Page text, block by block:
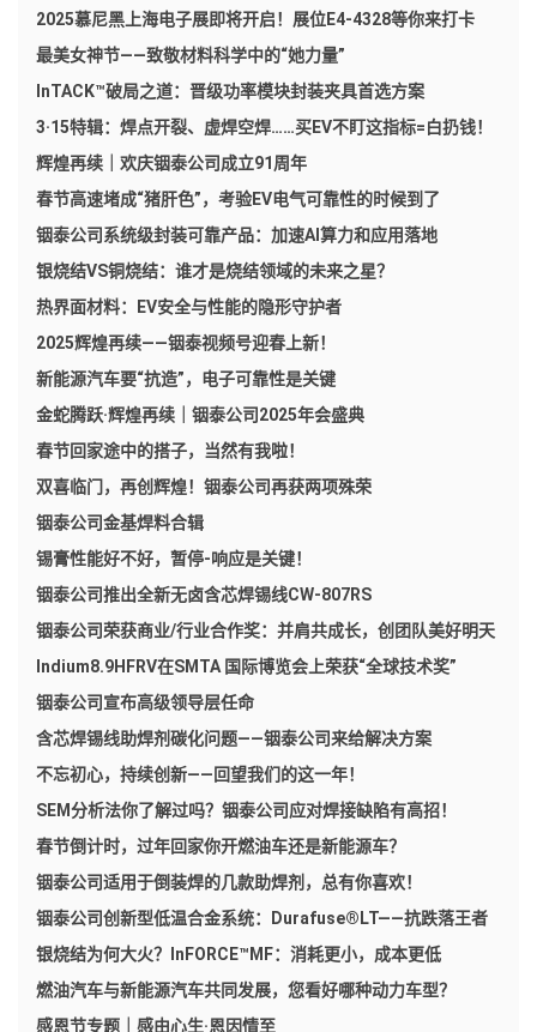
2025慕尼黑上海电子展即将开启！展位E4-4328等你来打卡
最美女神节——致敬材料科学中的“她力量”
InTACK™破局之道：晋级功率模块封装夹具首选方案
3·15特辑：焊点开裂、虚焊空焊……买EV不盯这指标=白扔钱！
辉煌再续｜欢庆铟泰公司成立91周年
春节高速堵成“猪肝色”，考验EV电气可靠性的时候到了
铟泰公司系统级封装可靠产品：加速AI算力和应用落地
银烧结VS铜烧结：谁才是烧结领域的未来之星？
热界面材料：EV安全与性能的隐形守护者
2025辉煌再续——铟泰视频号迎春上新！
新能源汽车要“抗造”，电子可靠性是关键
金蛇腾跃·辉煌再续｜铟泰公司2025年会盛典
春节回家途中的搭子，当然有我啦！
双喜临门，再创辉煌！铟泰公司再获两项殊荣
铟泰公司金基焊料合辑
锡膏性能好不好，暂停-响应是关键！
铟泰公司推出全新无卤含芯焊锡线CW-807RS
铟泰公司荣获商业/行业合作奖：并肩共成长，创团队美好明天
Indium8.9HFRV在SMTA 国际博览会上荣获“全球技术奖”
铟泰公司宣布高级领导层任命
含芯焊锡线助焊剂碳化问题——铟泰公司来给解决方案
不忘初心，持续创新——回望我们的这一年！
SEM分析法你了解过吗？铟泰公司应对焊接缺陷有高招！
春节倒计时，过年回家你开燃油车还是新能源车？
铟泰公司适用于倒装焊的几款助焊剂，总有你喜欢！
铟泰公司创新型低温合金系统：Durafuse®LT——抗跌落王者
银烧结为何大火？InFORCE™MF：消耗更小，成本更低
燃油汽车与新能源汽车共同发展，您看好哪种动力车型？
感恩节专题｜感由心生·恩因情至